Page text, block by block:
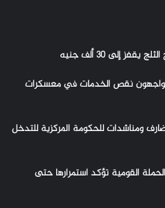
إلى 30 ألف جنيه
يواجهون نقص الخدمات في معسكرات
ومناشدات للحكومة المركزية للتدخل
القومية تؤكد استمرارها حتى